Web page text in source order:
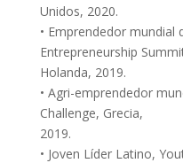
Unidos, 2020.
• Emprendedor mundial
Entrepreneurship
Holanda, 2019.
• Agri-emprendedor
Challenge, Grecia,
2019.
• Joven Líder Latino,